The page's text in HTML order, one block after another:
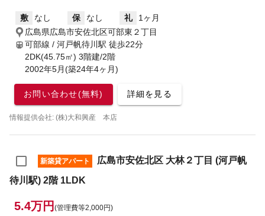
敷 なし 保 なし 礼
1ヶ月
広島県広島市安佐北区可部東２丁目
可部線 / 河戸帆待川駅 徒歩22分
2DK(45.75㎡) 3階建/2階
2002年5月(築24年4ヶ月)
お問い合わせ(無料) 詳細を見る
情報提供会社: (株)大和興産 本店
新築貸アパート
広島市安佐北区 大林２丁目 (河戸帆
待川駅) 2階 1LDK
5.4万円 (管理費等2,000円)